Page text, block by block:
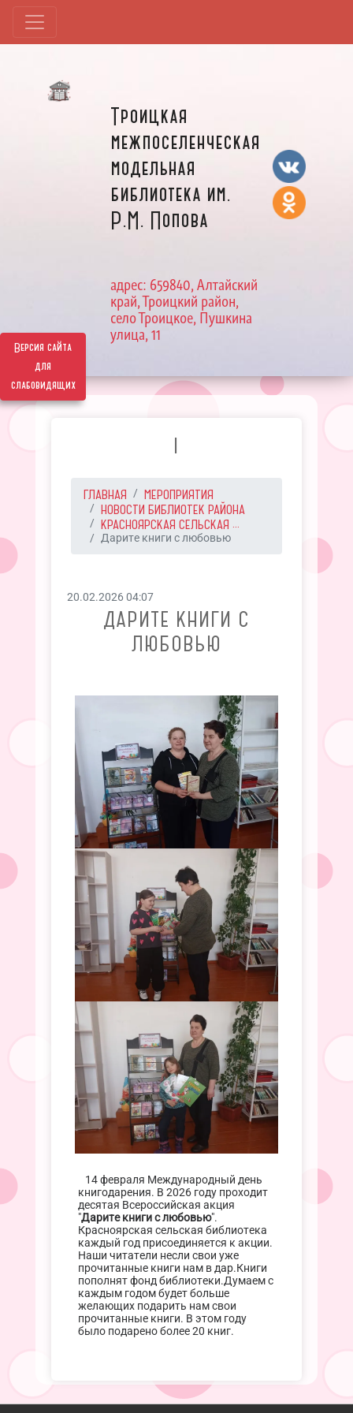
Версия сайта
для
слабовидящих
Троицкая
межпоселенческая
модельная
библиотека им.
Р.М. Попова
адрес: 659840, Алтайский
край, Троицкий район,
село Троицкое, Пушкина
улица, 11
I
ГЛАВНАЯ
МЕРОПРИЯТИЯ
НОВОСТИ БИБЛИОТЕК РАЙОНА
КРАСНОЯРСКАЯ СЕЛЬСКАЯ ...
Дарите книги с любовью
20.02.2026 04:07
ДАРИТЕ КНИГИ С
ЛЮБОВЬЮ
14 февраля Международный день
книгодарения. В 2026 году проходит
десятая Всероссийская акция
"Дарите книги с любовью".
Красноярская сельская библиотека
каждый год присоединяется к акции.
Наши читатели несли свои уже
прочитанные книги нам в дар.Книги
пополнят фонд библиотеки.Думаем с
каждым годом будет больше
желающих подарить нам свои
прочитанные книги. В этом году
было подарено более 20 книг.